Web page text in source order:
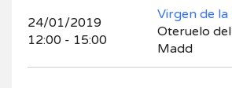
24/01/2019
12:00 - 15:00
Virgen de la
Oteruelo
Madd